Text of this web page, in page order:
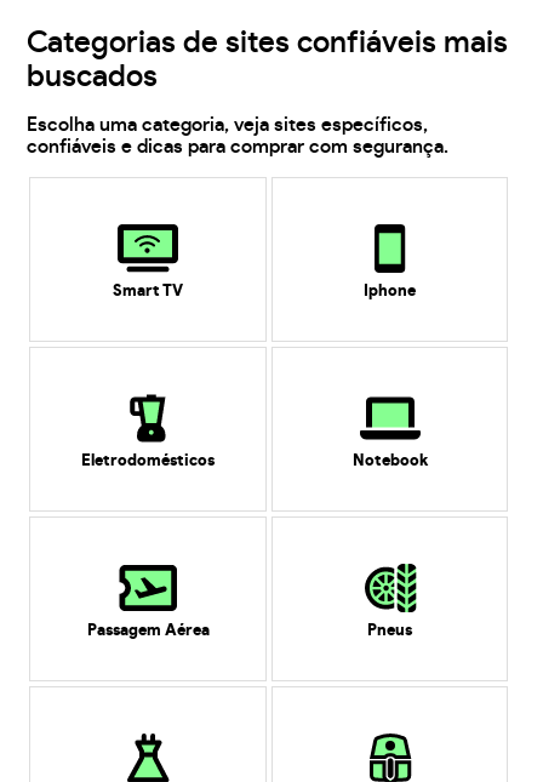
Categorias de sites confiáveis mais
buscados
Escolha uma categoria, veja sites específicos,
confiáveis e dicas para comprar com segurança.
Smart TV Iphone
Eletrodomésticos Notebook
Passagem Aérea Pneus